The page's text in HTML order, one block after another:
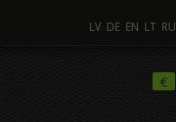
LV DE EN LT RU
€